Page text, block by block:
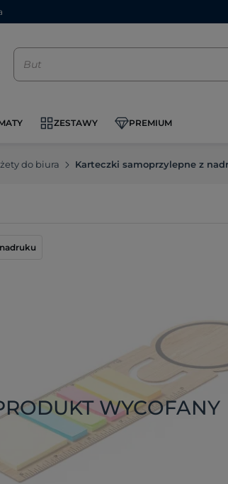
ZESTAWY PREMIUM
do biura Karteczki samoprzylepne z
WYCOFANY